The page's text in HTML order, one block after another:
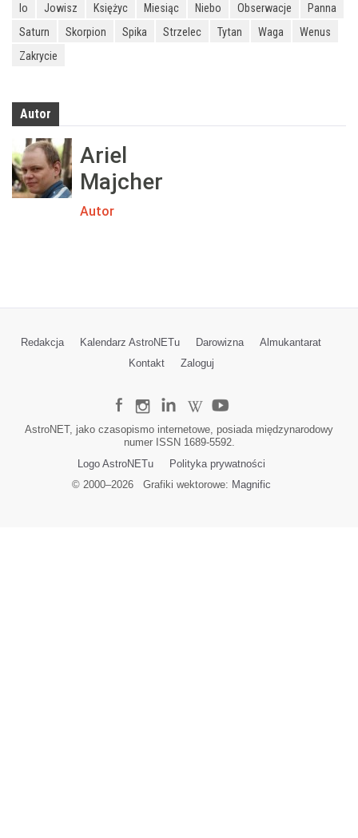
Io
Jowisz Księżyc Miesiąc Niebo Obserwacje
Panna
Saturn
Skorpion Spika Strzelec Tytan Waga
Wenus
Zakrycie
Autor
Ariel
Majcher
Autor
Redakcja Kalendarz AstroNETu Darowizna
Almukantarat
Kontakt
Zaloguj
AstroNET, jako czasopismo internetowe, posiada międzynarodowy
numer ISSN 1689-5592.
Logo AstroNETu
Polityka prywatności
© 2000–2026Grafiki wektorowe: Magnific